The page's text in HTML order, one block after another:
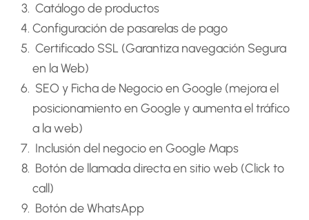
Catálogo de productos
Configuración de pasarelas de pago
Certificado SSL (Garantiza navegación Segura
en la Web)
SEO y Ficha de Negocio en Google (mejora el
posicionamiento en Google y aumenta el tráfico
a la web)
Inclusión del negocio en Google Maps
Botón de llamada directa en sitio web (Click to
call)
Botón de WhatsApp